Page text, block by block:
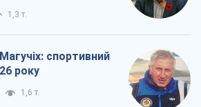
1,3 т.
спортивний
року
1,6 т.